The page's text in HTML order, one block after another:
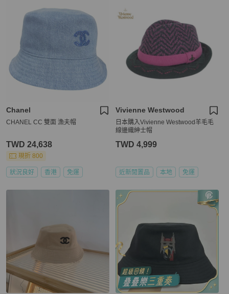
Chanel
CHANEL CC 雙面 漁夫帽
TWD 24,638
現折 800
狀況良好 香港 免運
Vivienne Westwood
日本購入Vivienne Westwood羊毛毛
線邊織紳士帽
TWD 4,999
近新閒置品 本地 免運